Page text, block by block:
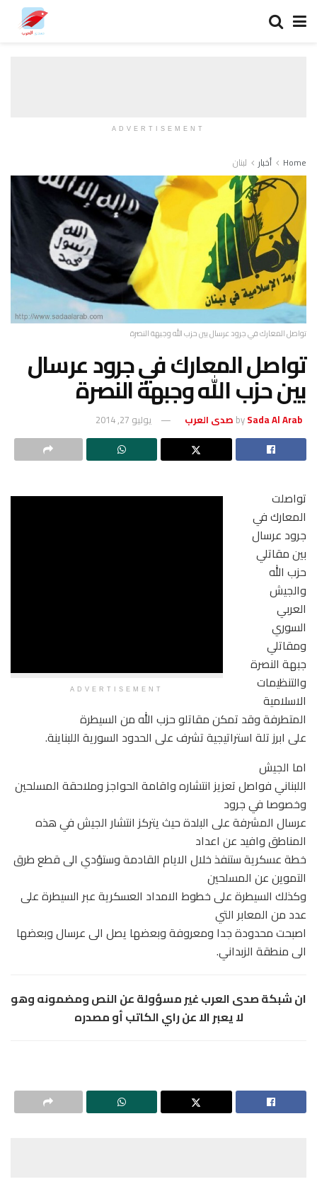
ADVERTISEMENT
Home أخبار لبنان
تواصل المعارك في جرود عرسال بين حزب الله وجبهة النصرة
تواصل المعارك في جرود عرسال
بين حزب الله وجبهة النصرة
bySada Al Arab صدى العرب يوليو 27, 2014
ADVERTISEMENT
تواصلت
المعارك في
جرود عرسال
بين مقاتلي
حزب الله
والجيش
العربي
السوري
ومقاتلي
جبهة النصرة
والتنظيمات
الاسلامية
المتطرفة وقد تمكن مقاتلو حزب الله من السيطرة
على ابرز تلة استراتيجية تشرف على الحدود السورية اللبناينة.
اما الجيش
اللبناني فواصل تعزيز انتشاره واقامة الحواجز وملاحقة المسلحين
وخصوصا في جرود
عرسال المشرفة على البلدة حيث يتركز انتشار الجيش في هذه
المناطق وافيد عن اعداد
خطة عسكرية ستنفذ خلال الايام القادمة وستؤدي الى قطع طرق
التموين عن المسلحين
وكذلك السيطرة على خطوط الامداد العسكرية عبر السيطرة على
عدد من المعابر التي
اصبحت محدودة جدا ومعروفة وبعضها يصل الى عرسال وبعضها
الى منطقة الزبداني.
ان شبكة صدى العرب غير مسؤولة عن النص ومضمونه وهو
لا يعبر الا عن راي الكاتب أو مصدره